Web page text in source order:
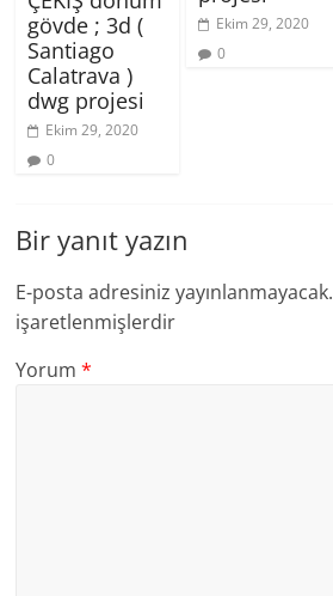
gövde ; 3d (
Santiago
Calatrava )
dwg projesi
Ekim 29, 2020
0
Ekim 29, 2020
0
Bir yanıt yazın
E-posta adresiniz yayınlanmayacak.
işaretlenmişlerdir
Yorum*